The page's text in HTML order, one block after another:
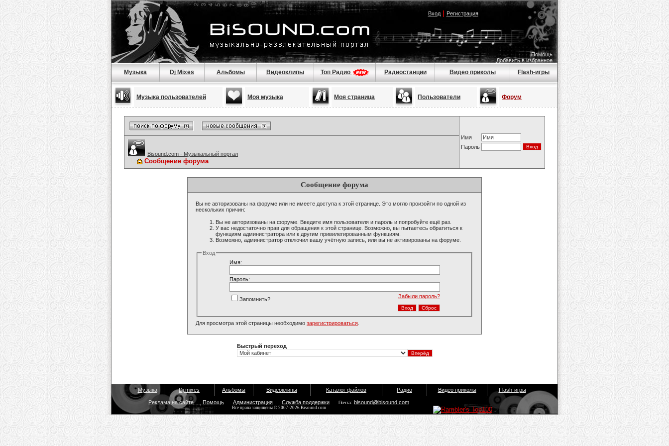
Вход| Регистрация
Помощь
Добавить в избранное
Музыка Dj Mixes Альбомы Видеоклипы Топ Радио Радиостанции Видео приколы Flash-игры
Музыка пользователей Моя музыка Моя страница Пользователи Форум
Имя
Пароль
Bisound.com - Музыкальный портал
Сообщение форума
Сообщение форума
Вы не авторизованы на форуме или не имеете доступа к этой странице. Это могло произойти по одной из
нескольких причин:
Вы не авторизованы на форуме. Введите имя пользователя и пароль и попробуйте ещё раз.
У вас недостаточно прав для обращения к этой странице. Возможно, вы пытаетесь обратиться к
функциям администратора или к другим привилегированным функциям.
Возможно, администратор отключил вашу учётную запись, или вы не активированы на форуме.
Вход
Имя:
Пароль:
Забыли пароль?
Запомнить?
Для просмотра этой страницы необходимо зарегистрироваться
Быстрый переход
Музыка Dj mixes Альбомы Видеоклипы Каталог файлов Радио Видео приколы Flash-игры
Реклама на сайте Помощь Администрация Служба поддержки Почта: bisound@bisound.com
Все права защищены © 2007-2026 Bisound.com